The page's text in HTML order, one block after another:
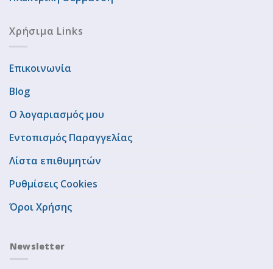
Χρήσιμα Links
Επικοινωνία
Blog
Ο λογαριασμός μου
Εντοπισμός Παραγγελίας
Λίστα επιθυμητών
Ρυθμίσεις Cookies
Όροι Χρήσης
Newsletter